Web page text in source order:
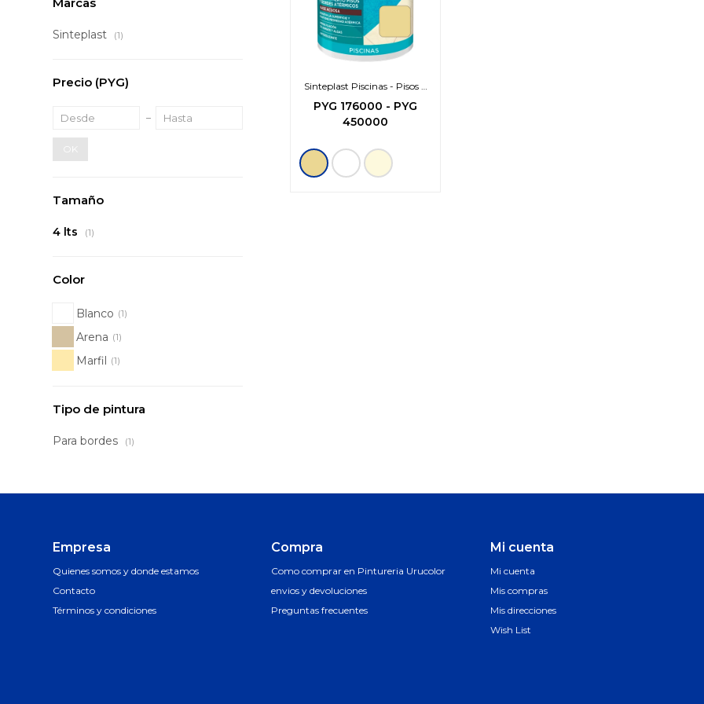
Sinteplast Piscinas - Pisos y
bordes atérmico
PYG 176000 - PYG
450000
Sinteplast (1)
Precio (PYG)
OK
Tamaño
4 lts (1)
Color
Blanco (1)
Arena (1)
Marfil (1)
Tipo de pintura
Para bordes (1)
Empresa
Quienes somos y donde estamos
Contacto
Términos y condiciones
Compra
Como comprar en Pintureria Urucolor
envios y devoluciones
Preguntas frecuentes
Mi cuenta
Mi cuenta
Mis compras
Mis direcciones
Wish List